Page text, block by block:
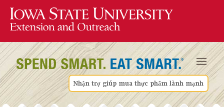
Nhận trợ giúp mua thực phẩm lành mạnh